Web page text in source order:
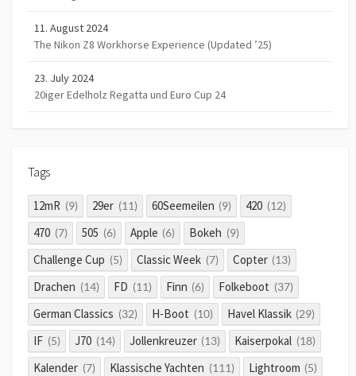
11. August 2024
The Nikon Z8 Workhorse Experience (Updated ’25)
23. July 2024
20iger Edelholz Regatta und Euro Cup 24
Tags
12mR (9) 29er (11) 60Seemeilen (9) 420 (12)
470 (7) 505 (6) Apple (6) Bokeh (9)
Challenge Cup (5) Classic Week (7) Copter (13)
Drachen (14) FD (11) Finn (6) Folkeboot (37)
German Classics (32) H-Boot (10) Havel Klassik (29)
IF (5) J70 (14) Jollenkreuzer (13) Kaiserpokal (18)
Kalender (7) Klassische Yachten (111) Lightroom (5)